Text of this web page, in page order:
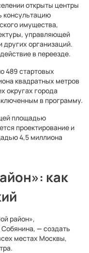
открыты центры
консультацию
имущества,
управляющей
других организаций.
в переезде.
489 стартовых
квадратных метров
округах города
в программу.
площадью
проектирование и
4,5 миллиона
как
район»,
Собянина, — создать
местах Москвы,